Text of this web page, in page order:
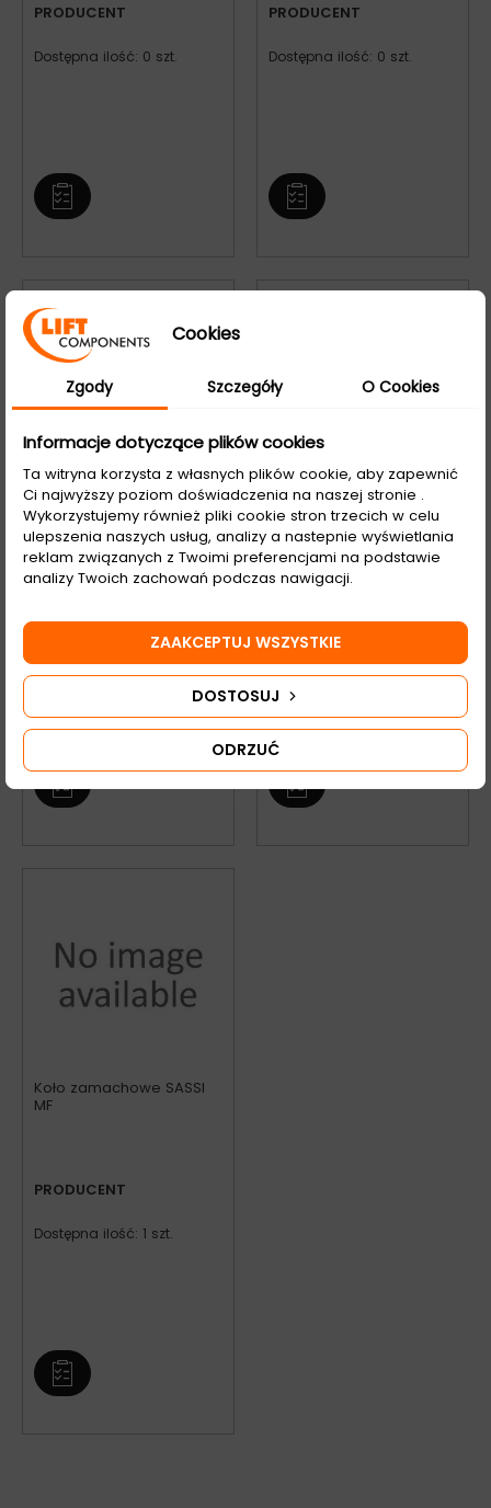
PRODUCENT
Dostępna ilość: 0 szt.
PRODUCENT
Dostępna ilość: 0 szt.
Dostępne na
zamówienie
Koło zamachowe SASSI
MF plastikowe
Dostępna ilość: 0 szt.
Koło zamachowe SASSI
LEO plastikowe
Dostępna ilość: 0 szt.
Koło zamachowe SASSI
MF
PRODUCENT
Dostępna ilość: 1 szt.
Cookies
Zgody Szczegóły O Cookies
Informacje dotyczące plików cookies
Ta witryna korzysta z własnych plików cookie, aby zapewnić
Ci najwyższy poziom doświadczenia na naszej stronie .
Wykorzystujemy również pliki cookie stron trzecich w celu
ulepszenia naszych usług, analizy a nastepnie wyświetlania
reklam związanych z Twoimi preferencjami na podstawie
analizy Twoich zachowań podczas nawigacji.
ODRZUĆ
DOSTOSUJ
ZAAKCEPTUJ WSZYSTKIE